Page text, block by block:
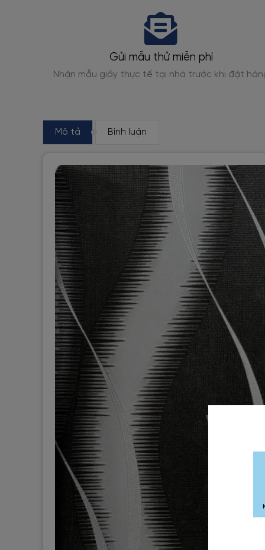
Gửi mẫu thử miễn phí
Nhận mẫu giấy thực tế tại nhà trước khi đặt
Mô tả Bình luận